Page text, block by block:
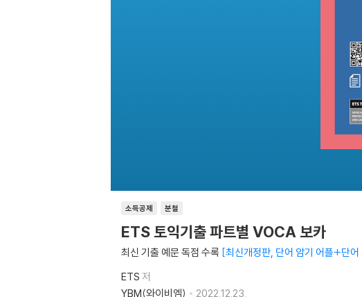
소득공제 분철
ETS 토익기출 파트별 VOCA 보카
최신 기출 예문 독점 수록 최신개정판, 단어 암기 어플+단
ETS 저
YBM(와이비엠)
2022.12.23.